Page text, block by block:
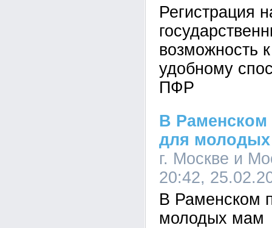
Регистрация
возможность
удобному
ПФР
В Раменском
для
г. Москве и
20:42,
В Раменском
молодых мам